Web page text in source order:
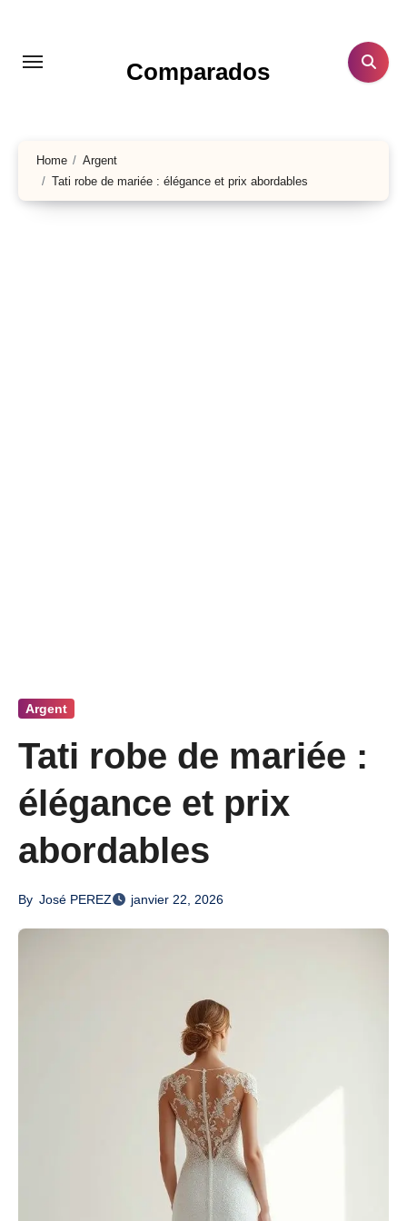
contenu
Comparados
Home
Argent
Tati robe de mariée : élégance et prix abordables
Argent
Tati robe de mariée :
élégance et prix
abordables
By José PEREZ janvier 22, 2026